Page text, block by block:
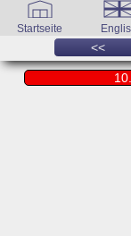
Startseite
<<